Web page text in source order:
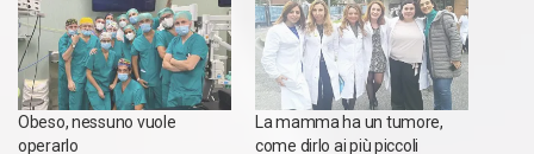
Obeso, nessuno vuole
operarlo
La mamma ha un tumore,
come dirlo ai più piccoli